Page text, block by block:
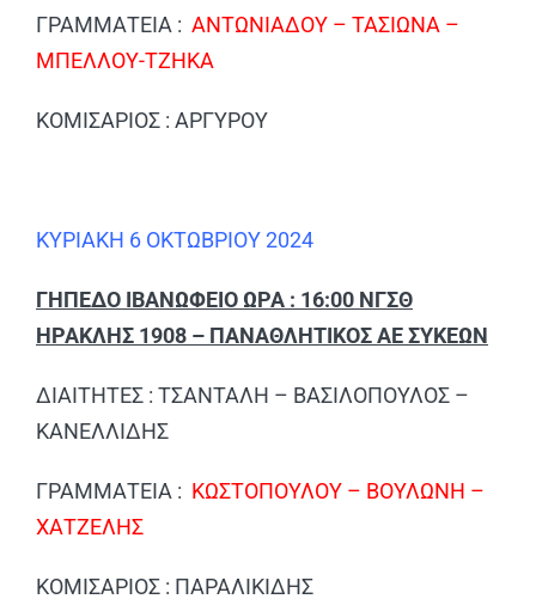
ΓΡΑΜΜΑΤΕΙΑ : ΑΝΤΩΝΙΑΔΟΥ – ΤΑΣΙΩΝΑ –
ΜΠΕΛΛΟΥ-ΤΖΗΚΑ
ΚΟΜΙΣΑΡΙΟΣ : ΑΡΓΥΡΟΥ
ΚΥΡΙΑΚΗ 6 ΟΚΤΩΒΡΙΟΥ 2024
ΓΗΠΕΔΟ ΙΒΑΝΩΦΕΙΟ ΩΡΑ : 16:00 ΝΓΣΘ
ΗΡΑΚΛΗΣ 1908 – ΠΑΝΑΘΛΗΤΙΚΟΣ ΑΕ ΣΥΚΕΩΝ
ΔΙΑΙΤΗΤΕΣ : ΤΣΑΝΤΑΛΗ – ΒΑΣΙΛΟΠΟΥΛΟΣ –
ΚΑΝΕΛΛΙΔΗΣ
ΓΡΑΜΜΑΤΕΙΑ : ΚΩΣΤΟΠΟΥΛΟΥ – ΒΟΥΛΩΝΗ –
ΧΑΤΖΕΛΗΣ
ΚΟΜΙΣΑΡΙΟΣ : ΠΑΡΑΛΙΚΙΔΗΣ